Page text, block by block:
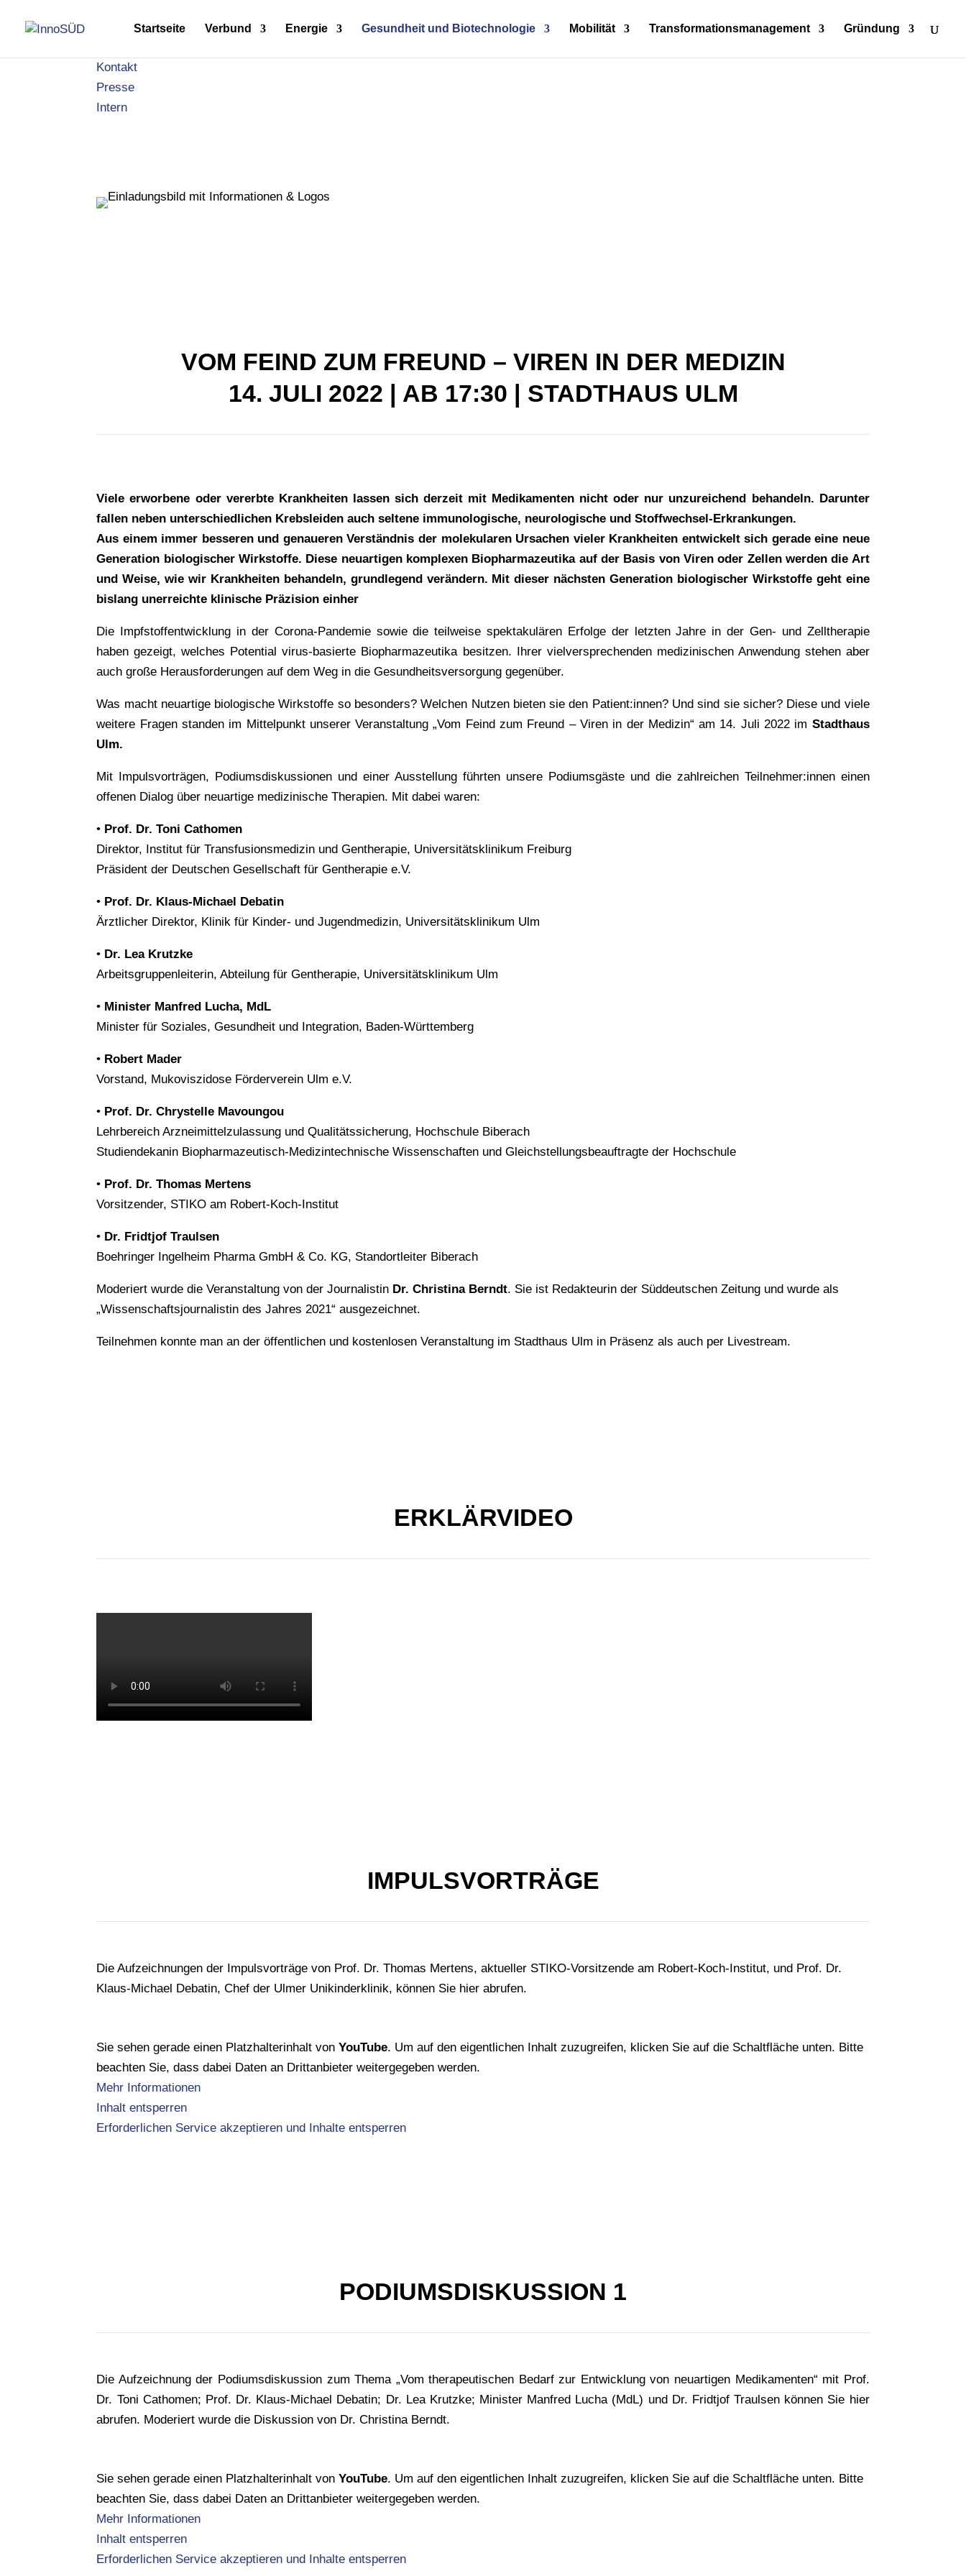
Kontakt
Presse
Intern
Startseite Verbund Energie Gesundheit und Biotechnologie Mobilität Transformationsmanagement Gründung
VOM FEIND ZUM FREUND – VIREN IN DER MEDIZIN
14. JULI 2022 | AB 17:30 | STADTHAUS ULM
Viele erworbene oder vererbte Krankheiten lassen sich derzeit mit Medikamenten nicht oder nur unzureichend behandeln. Darunter
fallen neben unterschiedlichen Krebsleiden auch seltene immunologische, neurologische und Stoffwechsel-Erkrankungen.
Aus einem immer besseren und genaueren Verständnis der molekularen Ursachen vieler Krankheiten entwickelt sich gerade eine neue
Generation biologischer Wirkstoffe. Diese neuartigen komplexen Biopharmazeutika auf der Basis von Viren oder Zellen werden die Art
und Weise, wie wir Krankheiten behandeln, grundlegend verändern. Mit dieser nächsten Generation biologischer Wirkstoffe geht eine
bislang unerreichte klinische Präzision einher
Die Impfstoffentwicklung in der Corona-Pandemie sowie die teilweise spektakulären Erfolge der letzten Jahre in der Gen- und Zelltherapie
haben gezeigt, welches Potential virus-basierte Biopharmazeutika besitzen. Ihrer vielversprechenden medizinischen Anwendung stehen aber
auch große Herausforderungen auf dem Weg in die Gesundheitsversorgung gegenüber.
Was macht neuartige biologische Wirkstoffe so besonders? Welchen Nutzen bieten sie den Patient:innen? Und sind sie sicher? Diese und viele
weitere Fragen standen im Mittelpunkt unserer Veranstaltung „Vom Feind zum Freund – Viren in der Medizin“ am 14. Juli 2022 im Stadthaus
Ulm.
Mit Impulsvorträgen, Podiumsdiskussionen und einer Ausstellung führten unsere Podiumsgäste und die zahlreichen Teilnehmer:innen einen
offenen Dialog über neuartige medizinische Therapien. Mit dabei waren:
• Prof. Dr. Toni Cathomen
Direktor, Institut für Transfusionsmedizin und Gentherapie, Universitätsklinikum Freiburg
Präsident der Deutschen Gesellschaft für Gentherapie e.V.
• Prof. Dr. Klaus-Michael Debatin
Ärztlicher Direktor, Klinik für Kinder- und Jugendmedizin, Universitätsklinikum Ulm
• Dr. Lea Krutzke
Arbeitsgruppenleiterin, Abteilung für Gentherapie, Universitätsklinikum Ulm
• Minister Manfred Lucha, MdL
Minister für Soziales, Gesundheit und Integration, Baden-Württemberg
• Robert Mader
Vorstand, Mukoviszidose Förderverein Ulm e.V.
• Prof. Dr. Chrystelle Mavoungou
Lehrbereich Arzneimittelzulassung und Qualitätssicherung, Hochschule Biberach
Studiendekanin Biopharmazeutisch-Medizintechnische Wissenschaften und Gleichstellungsbeauftragte der Hochschule
• Prof. Dr. Thomas Mertens
Vorsitzender, STIKO am Robert-Koch-Institut
• Dr. Fridtjof Traulsen
Boehringer Ingelheim Pharma GmbH & Co. KG, Standortleiter Biberach
Moderiert wurde die Veranstaltung von der Journalistin Dr. Christina Berndt. Sie ist Redakteurin der Süddeutschen Zeitung und wurde als
„Wissenschaftsjournalistin des Jahres 2021“ ausgezeichnet.
Teilnehmen konnte man an der öffentlichen und kostenlosen Veranstaltung im Stadthaus Ulm in Präsenz als auch per Livestream.
ERKLÄRVIDEO
IMPULSVORTRÄGE
Die Aufzeichnungen der Impulsvorträge von Prof. Dr. Thomas Mertens, aktueller STIKO-Vorsitzende am Robert-Koch-Institut, und Prof. Dr.
Klaus-Michael Debatin, Chef der Ulmer Unikinderklinik, können Sie hier abrufen.
Sie sehen gerade einen Platzhalterinhalt vonYouTube. Um auf den eigentlichen Inhalt zuzugreifen, klicken Sie auf die Schaltfläche unten. Bitte
beachten Sie, dass dabei Daten an Drittanbieter weitergegeben werden.
Mehr Informationen
Inhalt entsperren
Erforderlichen Service akzeptieren und Inhalte entsperren
PODIUMSDISKUSSION 1
Die Aufzeichnung der Podiumsdiskussion zum Thema „Vom therapeutischen Bedarf zur Entwicklung von neuartigen Medikamenten“ mit Prof.
Dr. Toni Cathomen; Prof. Dr. Klaus-Michael Debatin; Dr. Lea Krutzke; Minister Manfred Lucha (MdL) und Dr. Fridtjof Traulsen können Sie hier
abrufen. Moderiert wurde die Diskussion von Dr. Christina Berndt.
Sie sehen gerade einen Platzhalterinhalt vonYouTube. Um auf den eigentlichen Inhalt zuzugreifen, klicken Sie auf die Schaltfläche unten. Bitte
beachten Sie, dass dabei Daten an Drittanbieter weitergegeben werden.
Mehr Informationen
Inhalt entsperren
Erforderlichen Service akzeptieren und Inhalte entsperren